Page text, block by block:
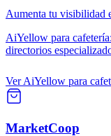
Aumenta tu visibilidad
AiYellow para cafetería:
directorios
VerAiYellow para
MarketCoop